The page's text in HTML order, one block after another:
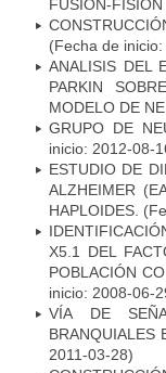
FUSIÓN-
(Fecha de
ANALISIS DEL
PARKIN
MODELO DE
GRUPO DE
inicio: 2012-08-
ESTUDIO DE
ALZHEIMER
HAPLOIDES.
X5.1 DEL
POBLACIÓN
inicio: 2008-06-
VÍA DE
BRANQUIALES
2011-03-28)